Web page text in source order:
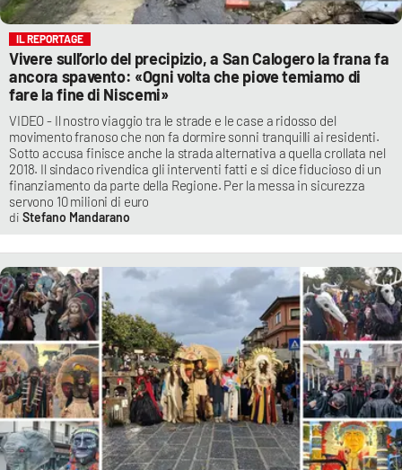
IL REPORTAGE
Vivere sull’orlo del precipizio, a San Calogero la frana fa
ancora spavento: «Ogni volta che piove temiamo di
fare la fine di Niscemi»
VIDEO - Il nostro viaggio tra le strade e le case a ridosso del
movimento franoso che non fa dormire sonni tranquilli ai residenti.
Sotto accusa finisce anche la strada alternativa a quella crollata nel
2018. Il sindaco rivendica gli interventi fatti e si dice fiducioso di un
finanziamento da parte della Regione. Per la messa in sicurezza
servono 10 milioni di euro
Stefano Mandarano